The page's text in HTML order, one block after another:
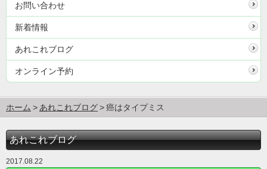
お問い合わせ
新着情報
あれこれブログ
オンライン予約
ホーム あれこれブログ 癌はタイプミス
あれこれブログ
2017.08.22